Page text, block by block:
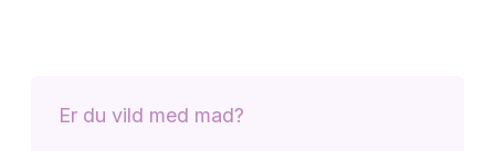
Er du vild med mad?